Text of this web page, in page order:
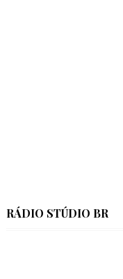
RÁDIO STÚDIO BR